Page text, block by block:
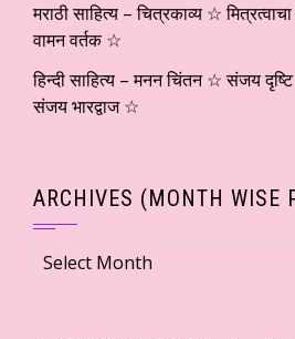
मराठी साहित्य – चित्रकाव्य ☆
वामन वर्तक ☆
हिन्दी साहित्य – मनन चिंतन ☆ संजय
संजय भारद्वाज ☆
ARCHIVES (MONTH WISE
Archives
(Month